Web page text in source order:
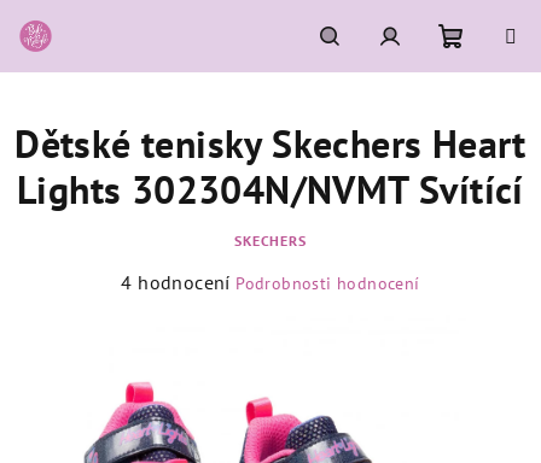
na
obsah
HledatPřihlášeníNákupní
košík
Dětské tenisky Skechers Heart
Lights 302304N/NVMT Svítící
SKECHERS
Průměrné
5,0
z
5
hvězdiček.
4 hodnocení Podrobnosti hodnocení